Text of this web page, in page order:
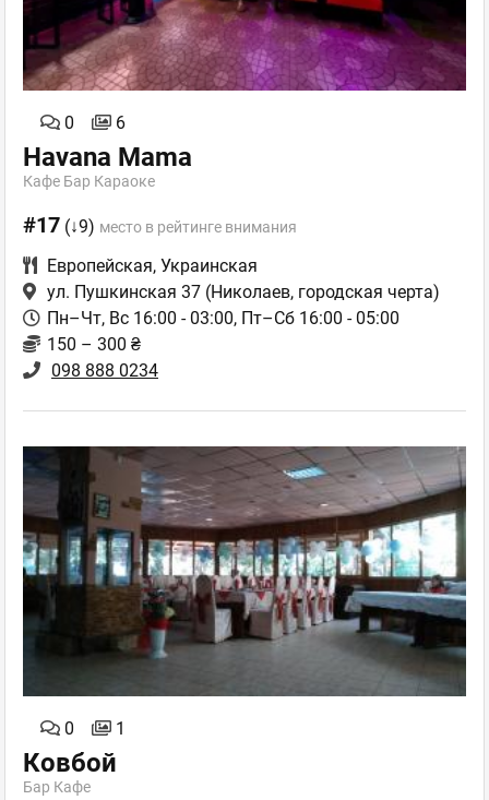
0 6
Havana Mama
Кафе Бар Караоке
#17 (↓9) место в рейтинге внимания
Европейская, Украинская
ул. Пушкинская 37 (Николаев, городская черта)
Пн–Чт, Вс 16:00 - 03:00, Пт–Сб 16:00 - 05:00
150 – 300 ₴
098 888 0234
0 1
Ковбой
Бар Кафе